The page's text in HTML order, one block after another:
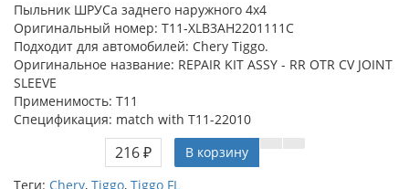
Пыльник ШРУСа заднего наружного 4x4
Оригинальный номер: T11-XLB3AH2201111C
Подходит для автомобилей: Chery Tiggo.
Оригинальное название: REPAIR KIT ASSY - RR OTR CV JOINT
SLEEVE
Применимость: T11
Спецификация: match with T11-22010
216 ₽
В корзину
Теги: Chery, Tiggo, Tiggo FL